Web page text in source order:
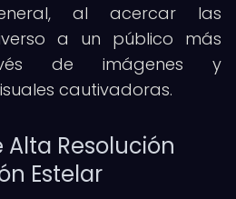
al acercar las
a un público más
de imágenes y
cautivadoras.
Alta Resolución
Estelar